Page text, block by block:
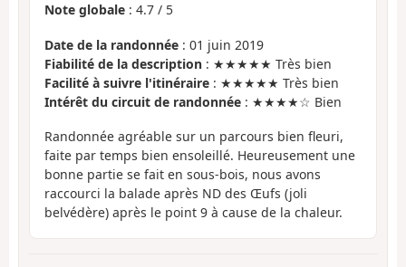
Note globale : 4.7 / 5
Date de la randonnée : 01 juin 2019
Fiabilité de la description : ★★★★★ Très bien
Facilité à suivre l'itinéraire : ★★★★★ Très bien
Intérêt du circuit de randonnée : ★★★★☆ Bien
Randonnée agréable sur un parcours bien fleuri,
faite par temps bien ensoleillé. Heureusement une
bonne partie se fait en sous-bois, nous avons
raccourci la balade après ND des Œufs (joli
belvédère) après le point 9 à cause de la chaleur.